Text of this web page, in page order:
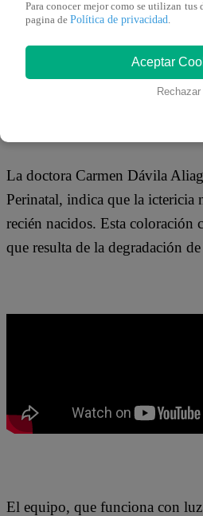
Este maravilloso equipo
Bravo, quienes -en una
innovador aparato médico,
los menores afectados en el
La doctora Carmen Dávila
Perinatal, indica que la ictericia
recién nacidos. Esta
que resulta de la degradación
El equipo, que funciona con
Para conocer mejor como se utilizan tus
pagina de Política de privacidad.
Aceptar
Rechazar